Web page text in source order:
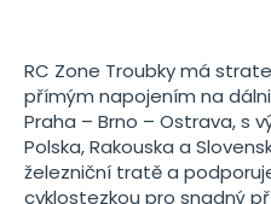
RC Zone Troubky má
přímým napojením na
Praha – Brno – Ostrava, s
Polska, Rakouska a
železniční tratě a
cyklostezkou pro snadný